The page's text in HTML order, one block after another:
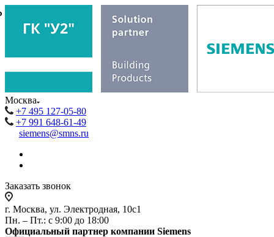
Москва
+7 495 127-05-80
+7 991 648-61-49
siemens@smns.ru
Заказать звонок
г. Москва, ул. Электродная, 10с1
Пн. – Пт.: с 9:00 до 18:00
Официальный партнер компании Siemens